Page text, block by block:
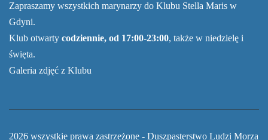
Zapraszamy wszystkich marynarzy do Klubu Stella Maris w
Gdyni.
Klub otwarty codziennie, od 17:00-23:00, także w niedzielę i
święta.
Galeria zdjęć z Klubu
2026 wszystkie prawa zastrzeżone - Duszpasterstwo Ludzi Morza